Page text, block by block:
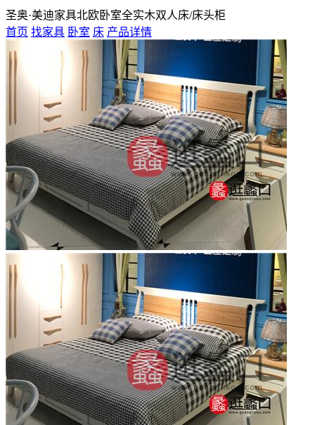
圣奥·美迪家具北欧卧室全实木双人床/床头柜
首页 找家具 卧室 床 产品详情